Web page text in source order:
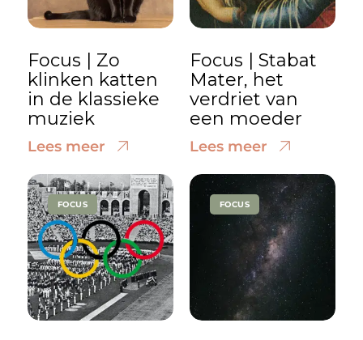
Focus | Zo
klinken katten
in de klassieke
muziek
Lees meer
Focus | Stabat
Mater, het
verdriet van
een moeder
Lees meer
FOCUS FOCUS